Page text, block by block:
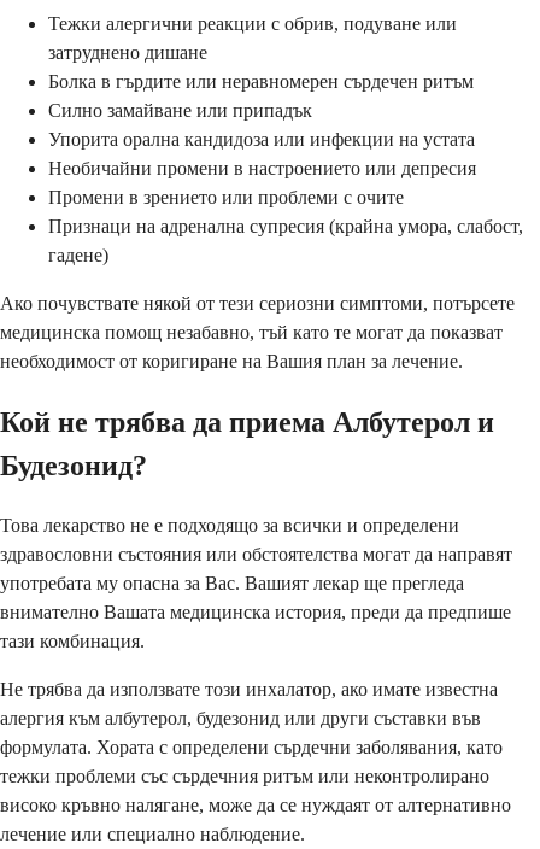
Тежки алергични реакции с обрив, подуване или
затруднено дишане
Болка в гърдите или неравномерен сърдечен ритъм
Силно замайване или припадък
Упорита орална кандидоза или инфекции на устата
Необичайни промени в настроението или депресия
Промени в зрението или проблеми с очите
Признаци на адренална супресия (крайна умора, слабост,
гадене)
Ако почувствате някой от тези сериозни симптоми, потърсете
медицинска помощ незабавно, тъй като те могат да показват
необходимост от коригиране на Вашия план за лечение.
Кой не трябва да приема Албутерол и
Будезонид?
Това лекарство не е подходящо за всички и определени
здравословни състояния или обстоятелства могат да направят
употребата му опасна за Вас. Вашият лекар ще прегледа
внимателно Вашата медицинска история, преди да предпише
тази комбинация.
Не трябва да използвате този инхалатор, ако имате известна
алергия към албутерол, будезонид или други съставки във
формулата. Хората с определени сърдечни заболявания, като
тежки проблеми със сърдечния ритъм или неконтролирано
високо кръвно налягане, може да се нуждаят от алтернативно
лечение или специално наблюдение.